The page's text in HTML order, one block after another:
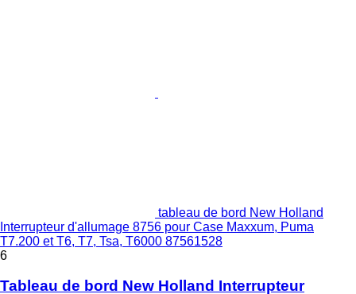
tableau de bord New Holland
Interrupteur d'allumage 8756 pour Case Maxxum, Puma
T7.200 et T6, T7, Tsa, T6000 87561528
6
Tableau de bord New Holland Interrupteur